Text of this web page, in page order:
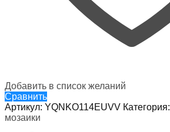
Добавить в список желаний
Сравнить
Артикул: YQNKO114EUVV Категория:
мозаики